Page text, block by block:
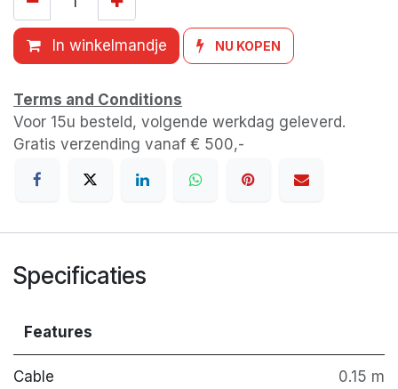
In winkelmandje NU KOPEN
Terms and Conditions
Voor 15u besteld, volgende werkdag geleverd.
Gratis verzending vanaf € 500,-
Specificaties
Features
Cable
0.15 m